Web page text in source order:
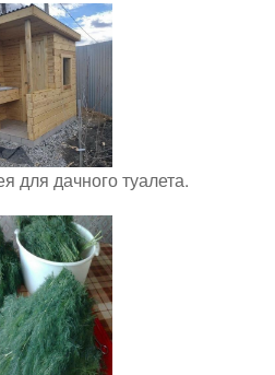
для дачного туалета.